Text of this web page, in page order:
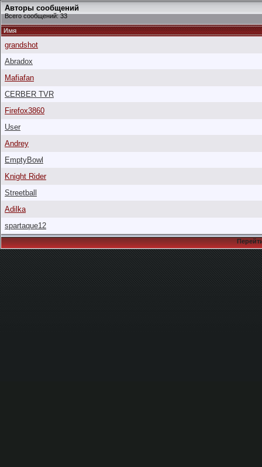
Авторы сообщений
Всего сообщений: 33
Имя
grandshot
Abradox
Mafiafan
CERBER TVR
Firefox3860
User
Andrey
EmptyBowl
Knight Rider
Streetball
Adilka
spartaque12